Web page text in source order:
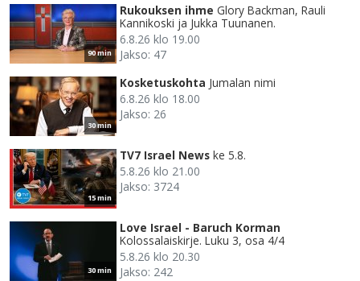
90 min
Rukouksen ihme Glory Backman, Rauli
Kannikoski ja Jukka Tuunanen.
6.8.26 klo 19.00
Jakso: 47
30 min
Kosketuskohta Jumalan nimi
6.8.26 klo 18.00
Jakso: 26
15 min
TV7 Israel News ke 5.8.
5.8.26 klo 21.00
Jakso: 3724
30 min
Love Israel - Baruch Korman
Kolossalaiskirje. Luku 3, osa 4/4
5.8.26 klo 20.30
Jakso: 242